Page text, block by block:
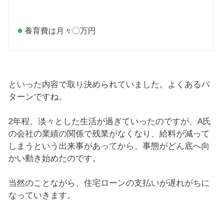
養育費は月々〇万円
といった内容で取り決められていました。よくあるパ
ターンですね。
2年程、淡々とした生活が過ぎていったのですが、A氏
の会社の業績の関係で残業がなくなり、給料が減って
しまうという出来事があってから、事態がどん底へ向
かい動き始めたのです。
当然のことながら、住宅ローンの支払いが遅れがちに
なっていきます。